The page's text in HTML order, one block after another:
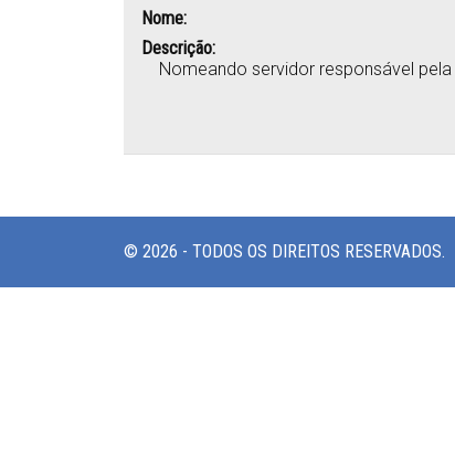
Nome:
Descrição:
Nomeando servidor responsável
© 2026 - TODOS OS DIREITOS RESERVADOS.